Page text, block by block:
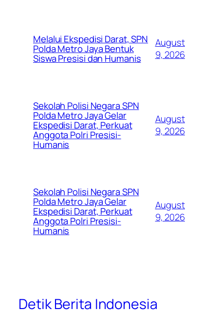
Melalui Ekspedisi Darat, SPN
Polda Metro Jaya Bentuk
Siswa Presisi dan Humanis
August
9, 2026
Sekolah Polisi Negara SPN
Polda Metro Jaya Gelar
Ekspedisi Darat, Perkuat
Anggota Polri Presisi-
Humanis
August
9, 2026
Sekolah Polisi Negara SPN
Polda Metro Jaya Gelar
Ekspedisi Darat, Perkuat
Anggota Polri Presisi-
Humanis
August
9, 2026
Detik Berita Indonesia